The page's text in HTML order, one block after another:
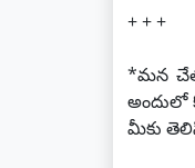
+ + +
*మన
అందులో
మీకు